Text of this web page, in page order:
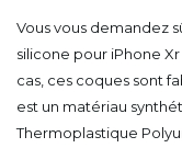
Vous vous demandez
silicone pour iPhone
cas, ces coques sont
est un matériau
Thermoplastique